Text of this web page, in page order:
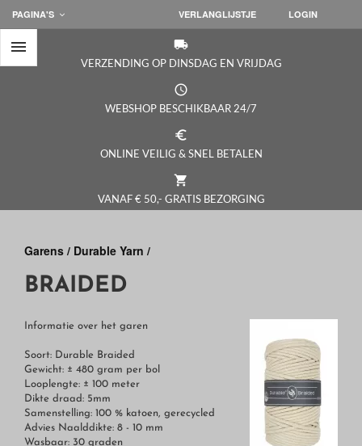
PAGINA'S LOGIN
VERLANGLIJSTJE
 local_shipping
VERZENDING OP DINSDAG EN VRIJDAG
access_time
WEBSHOP BESCHIKBAAR 24/7
euro_symbol
ONLINE VEILIG & SNEL BETALEN
shopping_cart
VANAF € 50,- GRATIS BEZORGING
Garens / Durable Yarn /
BRAIDED
Informatie over het garen
Soort: Durable Braided
Gewicht: ± 480 gram per bol
Looplengte: ± 100 meter
Dikte draad: 5mm
Samenstelling: 100 % katoen, gerecycled
Advies Naalddikte: 8 - 10 mm
Wasbaar: 30 graden